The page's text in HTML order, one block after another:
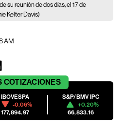
su reunión de dos días, el 17 de
Kelter Davis)
AM
COTIZACIONES
IBOVESPA
-0.06%
177,894.97
S&P/BMV IPC
+0.20%
66,833.16